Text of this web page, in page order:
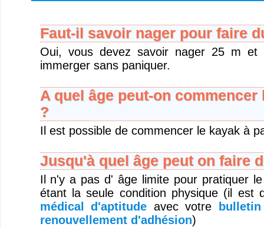
Faut-il savoir nager pour faire
Oui, vous devez savoir nager 25 m et
immerger sans paniquer.
A quel âge peut-on commencer
?
Il est possible de commencer le kayak à
Jusqu'à quel âge peut on faire
Il n'y a pas d' âge limite pour pratiquer
étant la seule condition physique (il est
médical d'aptitude avec votre
renouvellement d'adhésion)